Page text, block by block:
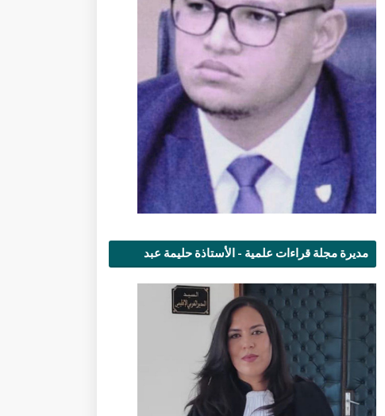
مديرة مجلة قراءات علمية - الأستاذة حليمة عبد